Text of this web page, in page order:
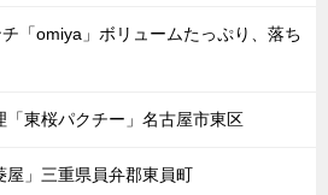
「omiya」ボリュームたっぷり、落ち
「東桜パクチー」名古屋市東区
屋」三重県員弁郡東員町